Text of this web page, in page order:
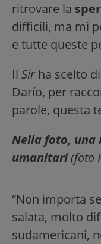
ritrovare la
difficili, ma mi
e tutte queste
Il Sirha scelto
Darío, per
parole, questa
Nella foto, una
umanitari (foto
“Non importa
salata, molto
sudamericani,